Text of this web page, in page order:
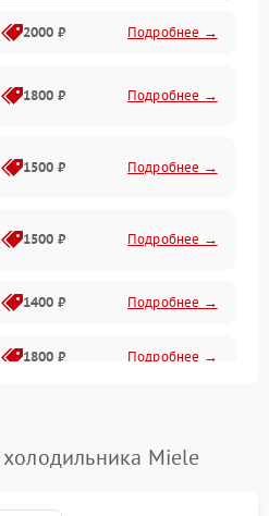
2000 ₽ Подробнее →
1800 ₽ Подробнее →
1500 ₽ Подробнее →
1500 ₽ Подробнее →
1400 ₽ Подробнее →
1800 ₽ Подробнее →
2600 ₽ Подробнее →
Miele